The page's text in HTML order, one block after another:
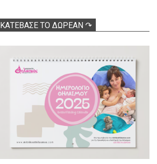
ΚΑΤΕΒΑΣΕ ΤΟ ΔΩΡΕΑΝ ↷